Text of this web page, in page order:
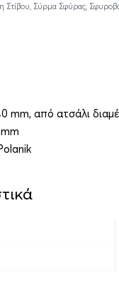
Στίβου Σύρμα Σφύρας
mm, από ατσάλι